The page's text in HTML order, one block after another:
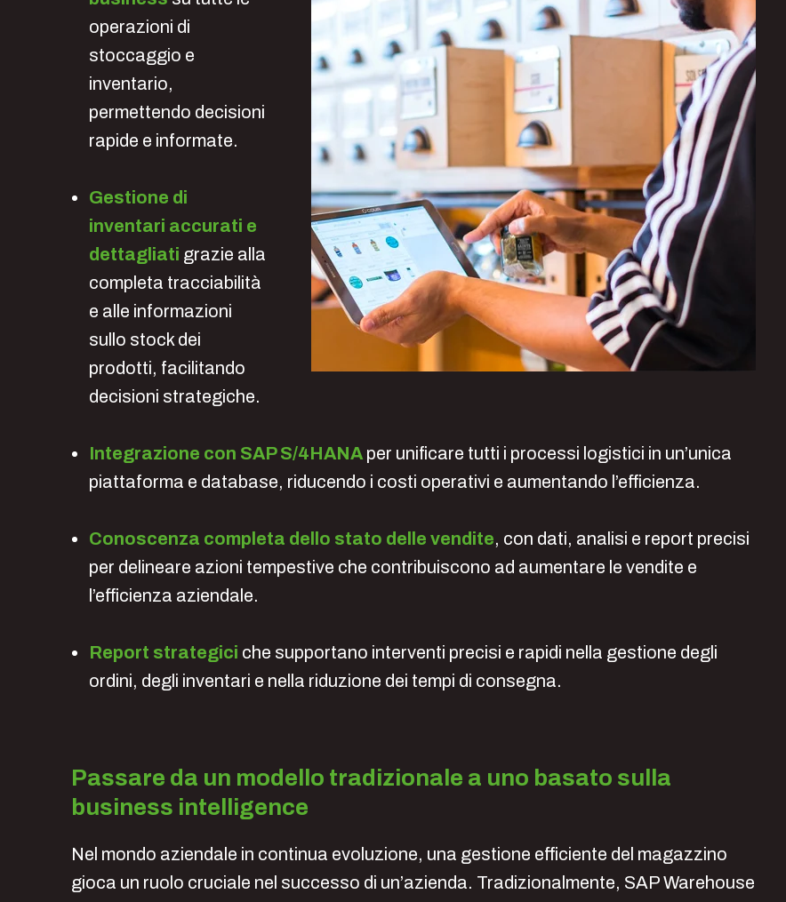
operazioni di
stoccaggio e
inventario,
permettendo decisioni
rapide e informate.
Gestione di
inventari accurati e
dettagliati grazie alla
completa tracciabilità
e alle informazioni
sullo stock dei
prodotti, facilitando
decisioni strategiche.
Integrazione con SAP S/4HANA per unificare tutti i processi logistici in un’unica
piattaforma e database, riducendo i costi operativi e aumentando l’efficienza.
Conoscenza completa dello stato delle vendite, con dati, analisi e report precisi
per delineare azioni tempestive che contribuiscono ad aumentare le vendite e
l’efficienza aziendale.
Report strategici che supportano interventi precisi e rapidi nella gestione degli
ordini, degli inventari e nella riduzione dei tempi di consegna.
Passare da un modello tradizionale a uno basato sulla
business intelligence
Nel mondo aziendale in continua evoluzione, una gestione efficiente del magazzino
gioca un ruolo cruciale nel successo di un’azienda. Tradizionalmente, SAP Warehouse